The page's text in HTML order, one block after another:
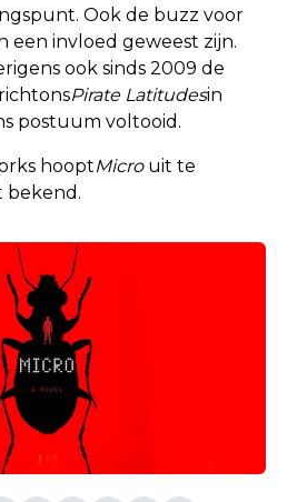
Ook de buzz voor
een invloed geweest zijn.
ook sinds 2009 de
Pirate Latitudesin
postuum voltooid.
hooptMicro uit te
bekend.